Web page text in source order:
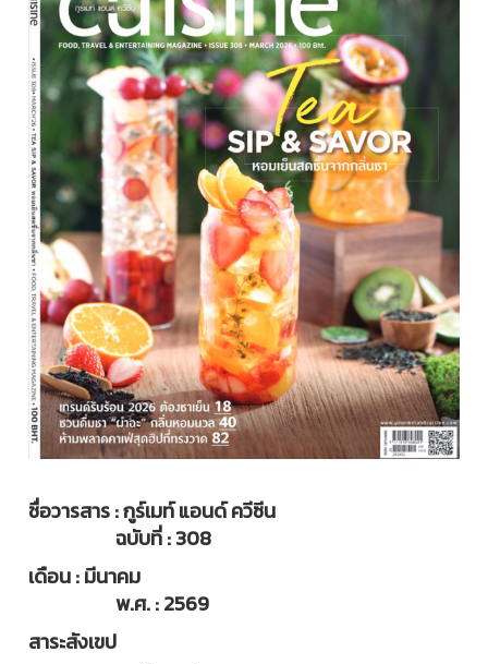
ชื่อวารสาร : กูร์เมท์ แอนด์ ควีซีน
ฉบับที่ : 308
เดือน : มีนาคม
พ.ศ. : 2569
สาระสังเขป